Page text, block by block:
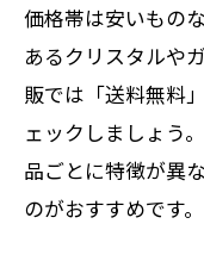
価格帯は安いもの
あるクリスタルや
販では「送料無料
ェックしましょう
品ごとに特徴が異
のがおすすめです。